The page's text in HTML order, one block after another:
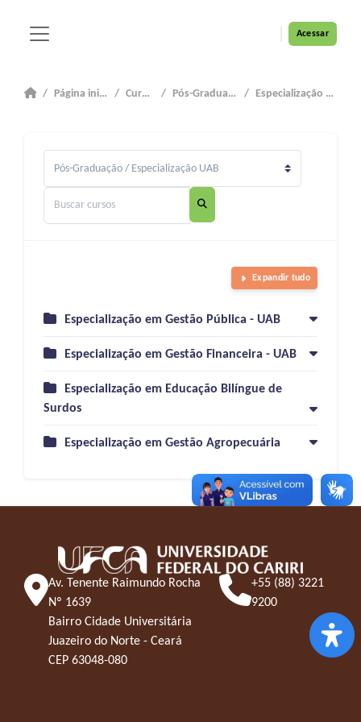
Acessar
Página inicial Cursos Pós-Graduação Especialização UAB
Categorias de Cursos
Buscar cursos
Expandir tudo
Especialização em Gestão Pública - UAB
Especialização em Gestão Financeira - UAB
Especialização em Educação Bilíngue de
Surdos
Especialização em Gestão Agropecuária
Av. Tenente Raimundo Rocha
Nº 1639
Bairro Cidade Universitária
Juazeiro do Norte - Ceará
CEP 63048-080
+55 (88) 3221
9200